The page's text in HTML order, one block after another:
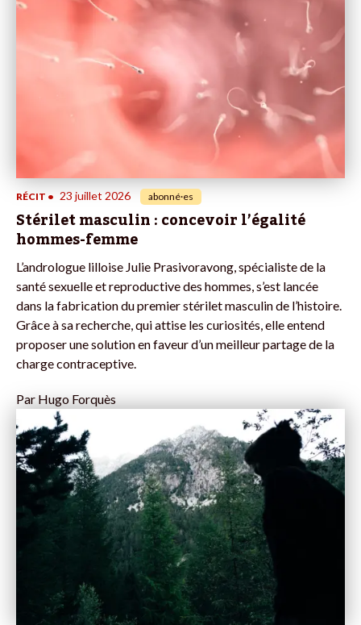
RÉCIT • 23 juillet 2026 abonné·es
Stérilet masculin : concevoir l’égalité
hommes-femme
L’andrologue lilloise Julie Prasivoravong, spécialiste de la
santé sexuelle et reproductive des hommes, s’est lancée
dans la fabrication du premier stérilet masculin de l’histoire.
Grâce à sa recherche, qui attise les curiosités, elle entend
proposer une solution en faveur d’un meilleur partage de la
charge contraceptive.
Par Hugo Forquès